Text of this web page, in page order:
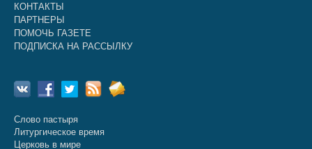
КОНТАКТЫ
ПАРТНЕРЫ
ПОМОЧЬ ГАЗЕТЕ
ПОДПИСКА НА РАССЫЛКУ
Слово пастыря
Литургическое время
Церковь в мире